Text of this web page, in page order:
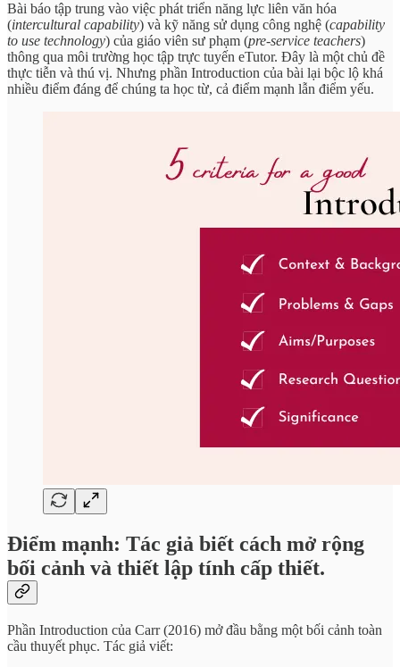
Bài báo tập trung vào việc phát triển năng lực liên văn hóa
(intercultural capability) và kỹ năng sử dụng công nghệ (capability
to use technology) của giáo viên sư phạm (pre-service teachers)
thông qua môi trường học tập trực tuyến eTutor. Đây là một chủ đề
thực tiễn và thú vị. Nhưng phần Introduction của bài lại bộc lộ khá
nhiều điểm đáng để chúng ta học từ, cả điểm mạnh lẫn điểm yếu.
Điểm mạnh: Tác giả biết cách mở rộng
bối cảnh và thiết lập tính cấp thiết.
Phần Introduction của Carr (2016) mở đầu bằng một bối cảnh toàn
cầu thuyết phục. Tác giả viết: